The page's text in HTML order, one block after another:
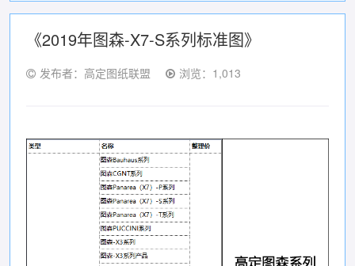
《2019年图森-X7-S系列标准图》
发布者：高定图纸联盟 浏览：1,013